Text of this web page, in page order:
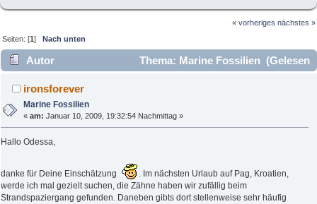
« vorheriges nächstes »
Seiten: [1]Nach unten
Autor
Thema: Marine Fossilien (Gelesen
8849 mal)
ironsforever
Marine Fossilien
«am: Januar 10, 2009, 19:32:54 Nachmittag »
Hallo Odessa,
danke für Deine Einschätzung
. Im nächsten Urlaub auf Pag, Kroatien,
werde ich mal gezielt suchen, die Zähne haben wir zufällig beim
Strandspaziergang gefunden. Daneben gibts dort stellenweise sehr häufig